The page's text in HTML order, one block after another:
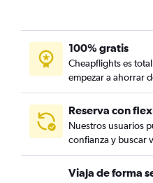
100% gratis
Cheapflights es
empezar a ahorrar
Reserva con
Nuestros usuarios
confianza y buscar
Viaja de forma